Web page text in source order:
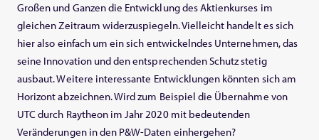
Großen und Ganzen die Entwicklung des Aktienkurses im
gleichen Zeitraum widerzuspiegeln. Vielleicht handelt es sich
hier also einfach um ein sich entwickelndes Unternehmen, das
seine Innovation und den entsprechenden Schutz stetig
ausbaut. Weitere interessante Entwicklungen könnten sich am
Horizont abzeichnen. Wird zum Beispiel die Übernahme von
UTC durch Raytheon im Jahr 2020 mit bedeutenden
Veränderungen in den P&W-Daten einhergehen?